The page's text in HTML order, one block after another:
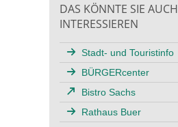
DAS KÖNNTE SIE AUCH
INTERESSIEREN
Stadt- und Touristinfo
BÜRGERcenter
Bistro Sachs
Rathaus Buer